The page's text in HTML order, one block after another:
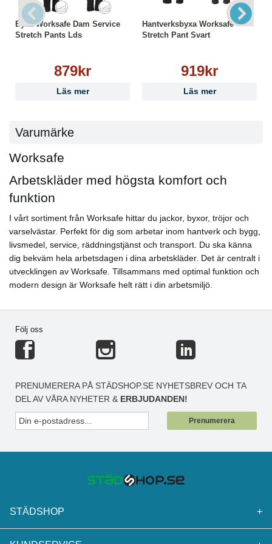
Byxa Worksafe Dam Service
Stretch Pants Lds
879kr
Läs mer
Hantverksbyxa Worksafe
Stretch Pant Svart
919kr
Läs mer
Varumärke
Worksafe
Arbetskläder med högsta komfort och
funktion
I vårt sortiment från Worksafe hittar du jackor, byxor, tröjor och
varselvästar. Perfekt för dig som arbetar inom hantverk och bygg,
livsmedel, service, räddningstjänst och transport. Du ska känna
dig bekväm hela arbetsdagen i dina arbetskläder. Det är centralt i
utvecklingen av Worksafe. Tillsammans med optimal funktion och
modern design är Worksafe helt rätt i din arbetsmiljö.
Följ oss
PRENUMERERA PÅ STÄDSHOP.SE NYHETSBREV OCH TA
DEL AV VÅRA NYHETER & ERBJUDANDEN!
Prenumerera
STÄDSHOP +